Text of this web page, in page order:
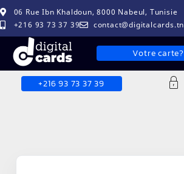
06 Rue Ibn Khaldoun, 8000 Nabeul, Tunisie
+216 93 73 37 39
contact@digitalcards.tn
Votre carte?
+216 93 73 37 39